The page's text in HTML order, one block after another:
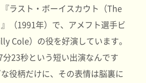
ラスト・ボーイスカウト（The
（1991年）で、アメフト選手ビ
Cole）の役を好演しています。
23秒という短い出演なんです
役柄だけに、その表情は脳裏に